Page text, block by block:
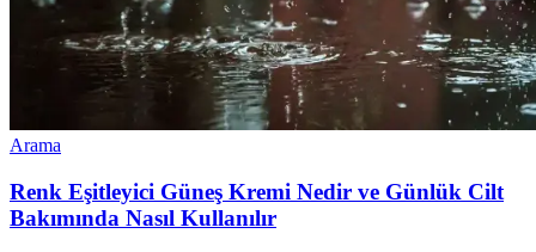
Arama
Renk Eşitleyici Güneş Kremi Nedir ve Günlük Cilt
Bakımında Nasıl Kullanılır